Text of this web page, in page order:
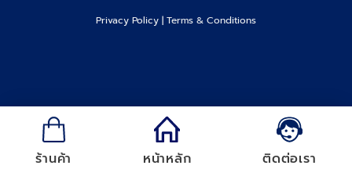
Privacy Policy | Terms & Conditions
ร้านค้า หน้าหลัก ติดต่อเรา